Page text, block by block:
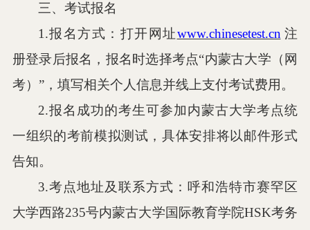
三、考试报名
1.报名方式：打开网址www.chinesetest.cn 注
册登录后报名，报名时选择考点“内蒙古大学（网
考）”，填写相关个人信息并线上支付考试费用。
2.报名成功的考生可参加内蒙古大学考点统
一组织的考前模拟测试，具体安排将以邮件形式
告知。
3.考点地址及联系方式：呼和浩特市赛罕区
大学西路235号内蒙古大学国际教育学院HSK考务